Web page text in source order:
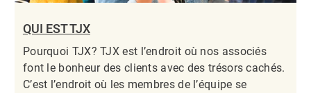
QUI EST TJX
Pourquoi TJX? TJX est l’endroit où nos associés
font le bonheur des clients avec des trésors cachés.
C’est l’endroit où les membres de l’équipe se